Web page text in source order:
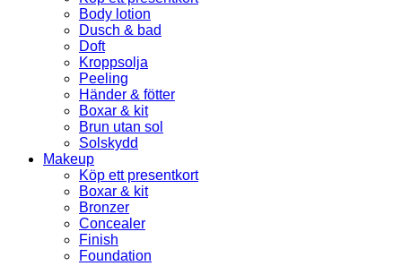
Body lotion
Dusch & bad
Doft
Kroppsolja
Peeling
Händer & fötter
Boxar & kit
Brun utan sol
Solskydd
Makeup
Köp ett presentkort
Boxar & kit
Bronzer
Concealer
Finish
Foundation